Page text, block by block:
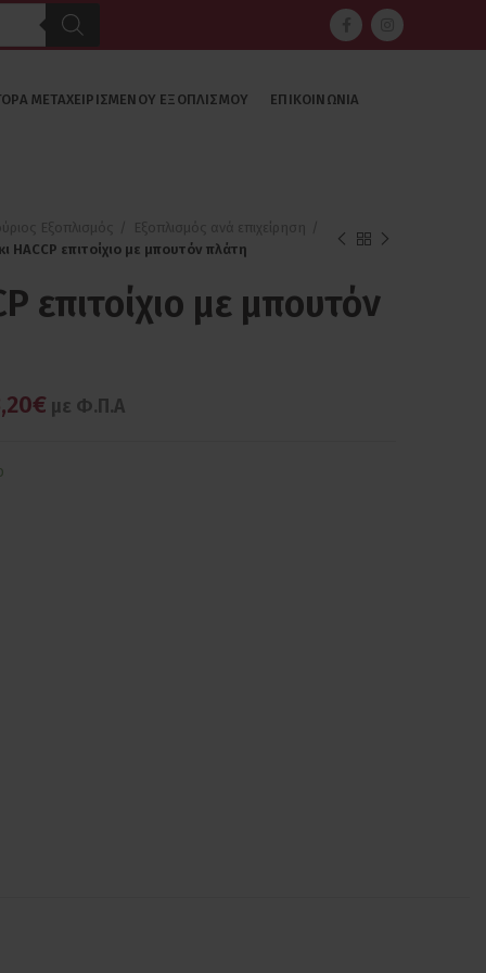
ΜΕΤΑΧΕΙΡΙΣΜΈΝΟΥ ΕΞΟΠΛΙΣΜΟΎ ΕΠΙΚΟΙΝΩΝΊΑ
HACCP επιτοίχιο με μπουτόν πλάτη
επιτοίχιο με μπουτόν
με Φ.Π.Α